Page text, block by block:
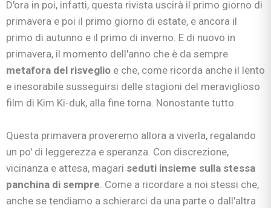
D'ora in poi, infatti, questa rivista uscirà il primo giorno di
primavera e poi il primo giorno di estate, e ancora il
primo di autunno e il primo di inverno. E di nuovo in
primavera, il momento dell'anno che è da sempre
metafora del risveglio e che, come ricorda anche il lento
e inesorabile susseguirsi delle stagioni del meraviglioso
film di Kim Ki-duk, alla fine torna. Nonostante tutto.
Questa primavera proveremo allora a viverla, regalando
un po' di leggerezza e speranza. Con discrezione,
vicinanza e attesa, magari seduti insieme sulla stessa
panchina di sempre. Come a ricordare a noi stessi che,
anche se tendiamo a schierarci da una parte o dall'altra